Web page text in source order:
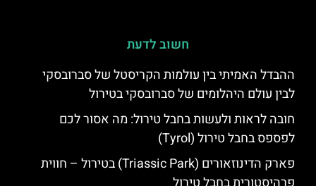
חשוב לדעת
ההבדל האמיתי בין עולמות הקריסטל של סברובסקי
לבין עולם היהלומים של סברובסקי בטירול
חובה לראות ולעשות בחבל טירול: מה אסור לכם
לפספס בחבל טירול (Tyrol)
פארק הדינוזאורים (Triassic Park) בטירול – חווית